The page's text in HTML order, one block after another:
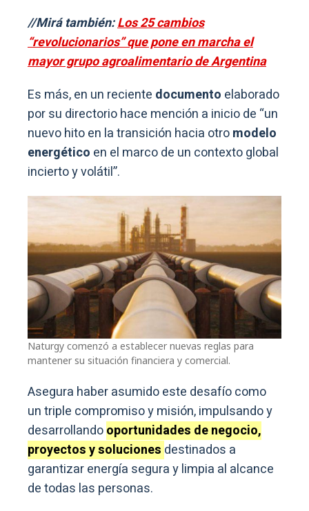
//Mirá también:Los 25 cambios
“revolucionarios” que pone en marcha el
mayor grupo agroalimentario de Argentina
Es más, en un reciente documento elaborado
por su directorio hace mención a inicio de “un
nuevo hito en la transición hacia otromodelo
energético en el marco de un contexto global
incierto y volátil”.
Naturgy comenzó a establecer nuevas reglas para
mantener su situación financiera y comercial.
Asegura haber asumido este desafío como
un triple compromiso y misión, impulsando y
desarrollandooportunidades de negocio,
proyectos y soluciones destinados a
garantizar energía segura y limpia al alcance
de todas las personas.